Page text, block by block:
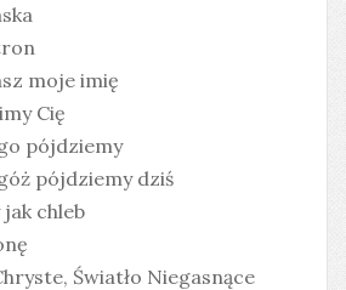
moje imię
Cię
pójdziemy
pójdziemy dziś
chleb
Światło Niegasnące